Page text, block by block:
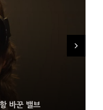
바꾼 밸브
용 구글 어시스턴트